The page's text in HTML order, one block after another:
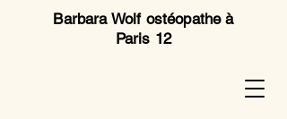
Barbara Wolf ostéopathe à
Paris 12